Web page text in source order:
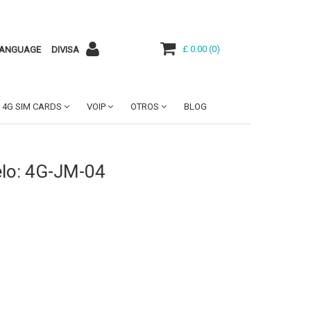
DIVISA £ 0.00 (0)
4G SIM CARDS VOIP OTROS BLOG
4G-JM-04